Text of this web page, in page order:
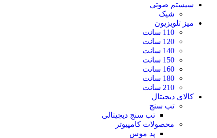
سیستم صوتی
شیک
میز تلویزیون
110 سانت
120 سانت
140 سانت
150 سانت
160 سانت
180 سانت
210 سانت
کالای دیجیتال
تب سنج
تب سنج دیجیتالی
محصولات کامپیوتر
پد موس